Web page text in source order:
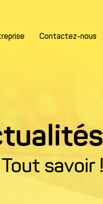
Contactez-nous
Tout savoir !